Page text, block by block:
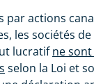
par actions
les sociétés
lucratifne
selon la Loi et